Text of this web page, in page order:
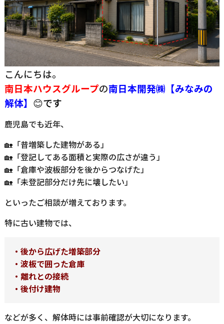
こんにちは。
南日本ハウスグループの南日本開発㈱【みなみの
解体】 😊です
鹿児島でも近年、
🏡「昔増築した建物がある」
🏡「登記してある面積と実際の広さが違う」
🏡「倉庫や波板部分を後からつなげた」
🏡「未登記部分だけ先に壊したい」
といったご相談が増えております。
特に古い建物では、
・後から広げた増築部分
・波板で囲った倉庫
・離れとの接続
・後付け建物
などが多く、解体時には事前確認が大切になります。